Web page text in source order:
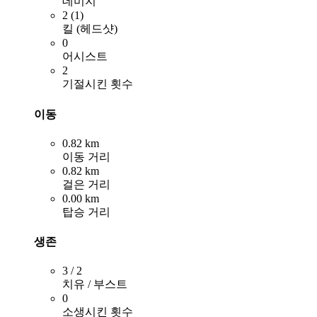
2 (1)
킬 (헤드샷)
0
어시스트
2
기절시킨 횟수
이동
0.82 km
이동 거리
0.82 km
걸은 거리
0.00 km
탑승 거리
생존
3 / 2
치유 / 부스트
0
소생시킨 횟수